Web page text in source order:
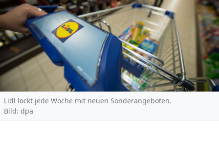
Lidl lockt jede Woche mit neuen Sonderangeboten.
Bild: dpa